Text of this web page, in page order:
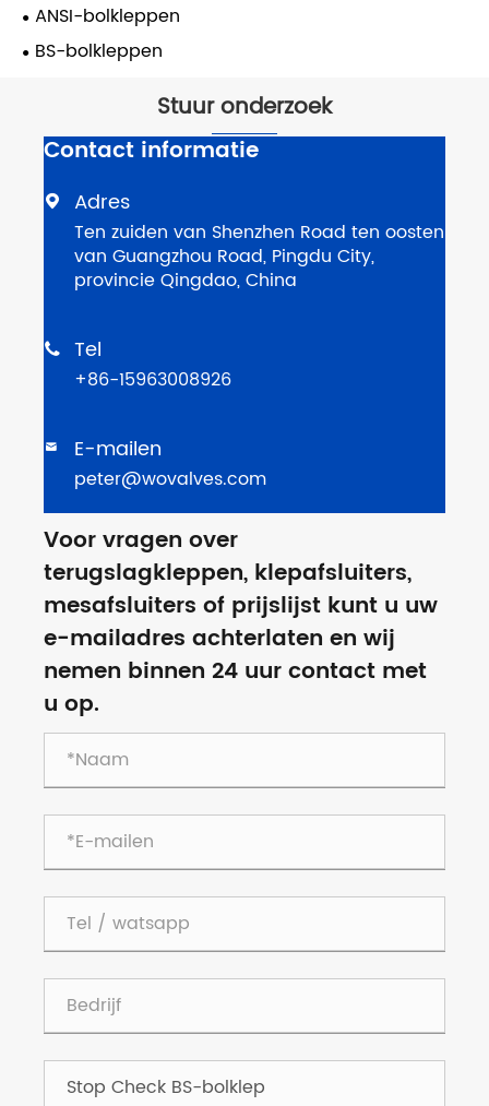
ANSI-bolkleppen
BS-bolkleppen
Stuur onderzoek
Contact informatie
 Adres
Ten zuiden van Shenzhen Road ten oosten
van Guangzhou Road, Pingdu City,
provincie Qingdao, China
 Tel
+86-15963008926
 E-mailen
peter@wovalves.com
Voor vragen over
terugslagkleppen, klepafsluiters,
mesafsluiters of prijslijst kunt u uw
e-mailadres achterlaten en wij
nemen binnen 24 uur contact met
u op.